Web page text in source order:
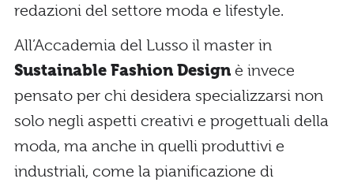
redazioni del settore moda e lifestyle.
All’Accademia del Lusso il master in
Sustainable Fashion Design è invece
pensato per chi desidera specializzarsi non
solo negli aspetti creativi e progettuali della
moda, ma anche in quelli produttivi e
industriali, come la pianificazione di